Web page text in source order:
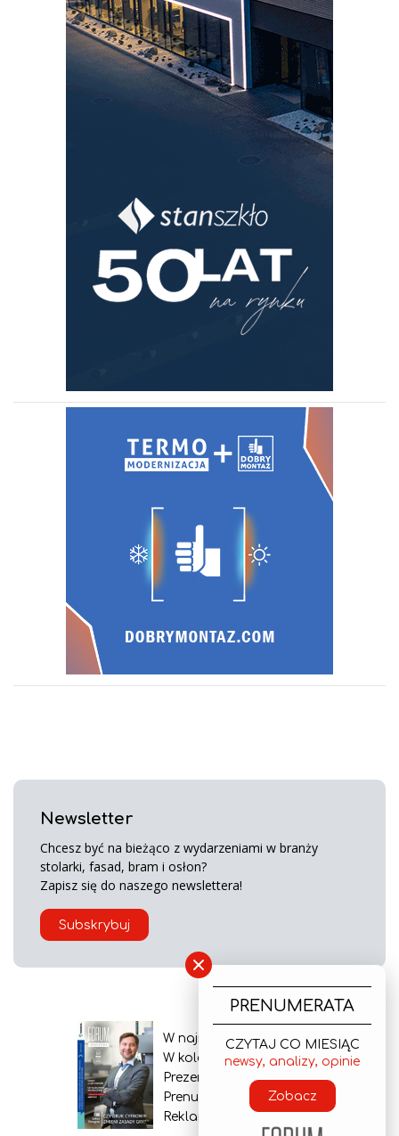
Newsletter
Chcesz być na bieżąco z wydarzeniami w branży
stolarki, fasad, bram i osłon?
Zapisz się do naszego newslettera!
Subskrybuj
W najnowszym wydaniu
W kolejnym numerze
Prezentacja gazety
Prenumerata
Reklama
×
PRENUMERATA
CZYTAJ CO MIESIĄC
newsy, analizy, opinie
Zobacz